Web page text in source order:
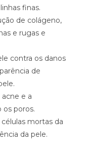
finas.
de colágeno,
e rugas e
contra os danos
de
e a
os poros.
mortas da
da pele.